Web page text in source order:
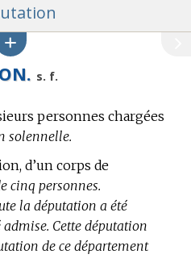
s. f.
personnes chargées
solennelle.
d’un corps de
cinq personnes.
la députation a été
Cette députation
de ce département